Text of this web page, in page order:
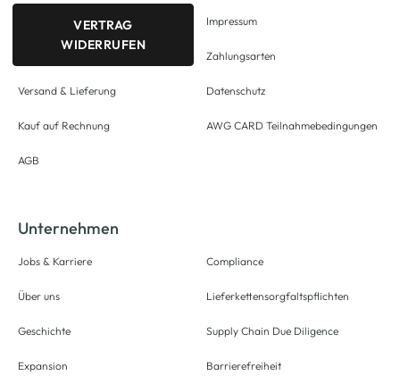
VERTRAG
WIDERRUFEN
Versand & Lieferung
Kauf auf Rechnung
AGB
Impressum
Zahlungsarten
Datenschutz
AWG CARD Teilnahmebedingungen
Unternehmen
Jobs & Karriere
Über uns
Geschichte
Expansion
Compliance
Lieferkettensorgfaltspflichten
Supply Chain Due Diligence
Barrierefreiheit